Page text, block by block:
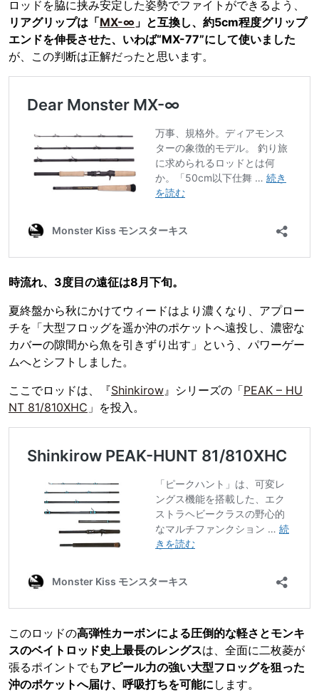
ロッドを脇に挟み安定した姿勢でファイトができるよう、
リアグリップは「MX-∞ 」と互換し、約5cm程度グリップ
エンドを伸長させた、いわば“MX-77”にして使いました
が、この判断は正解だったと思います。
時流れ、3度目の遠征は8月下旬。
夏終盤から秋にかけてウィードはより濃くなり、アプロー
チを「大型フロッグを遥か沖のポケットへ遠投し、濃密な
カバーの隙間から魚を引きずり出す」という、パワーゲー
ムへとシフトしました。
ここでロッドは、『Shinkirow』シリーズの「PEAK – HU
NT 81/810XHC 」を投入。
このロッドの高弾性カーボンによる圧倒的な軽さとモンキ
スのベイトロッド史上最長のレングスは、全面に二枚菱が
張るポイントでもアピール力の強い大型フロッグを狙った
沖のポケットへ届け、呼吸打ちを可能に します。